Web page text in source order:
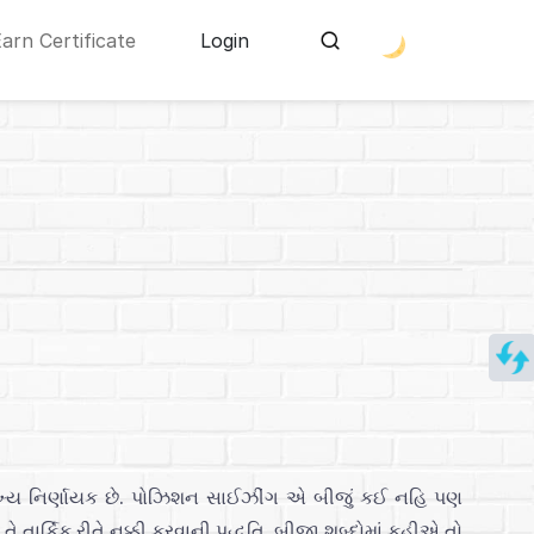
Certificate Login
નિર્ણાયક છે. પોઝિશન સાઈઝીંગ એ બીજું કઈ નહિ પણ